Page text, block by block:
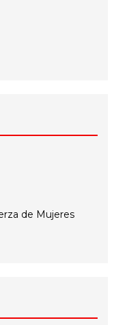
de Mujeres